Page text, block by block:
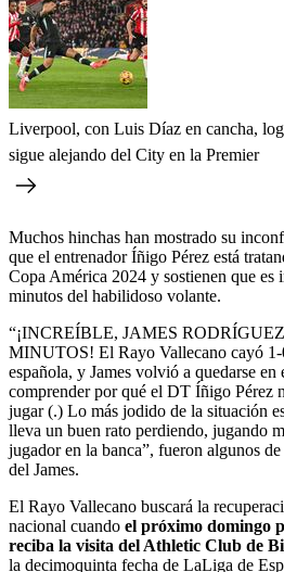
Liverpool, con Luis Díaz en cancha,
sigue alejando del City en la Premier
Muchos hinchas han mostrado su
que el entrenador Íñigo Pérez está
Copa América 2024 y sostienen que es
minutos del habilidoso volante.
“¡INCREÍBLE, JAMES
MINUTOS! El Rayo Vallecano cayó 1-
española, y James volvió a quedarse
comprender por qué el DT Íñigo Pérez
jugar (.) Lo más jodido de la situación
lleva un buen rato perdiendo, jugando
jugador en la banca”, fueron algunos
del James.
El Rayo Vallecano buscará la
nacional cuando el próximo domingo
reciba la visita del Athletic Club de
la decimoquinta fecha de LaLiga de